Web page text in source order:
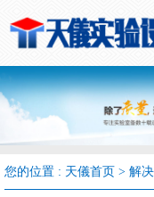
您的位置 : 天儀首页 > 解